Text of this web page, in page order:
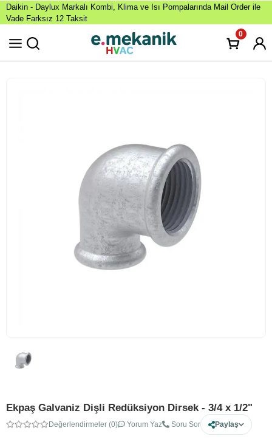
Daikin - Daylux Markalı Kombi, Klima ve Isı Pompalarında Mail Order ile
Vade Farksız 12 Taksit
0
Ekpaş Galvaniz Dişli Redüksiyon Dirsek - 3/4 x 1/2"
Değerlendirmeler (0) Yorum Yaz Soru Sor Paylaş